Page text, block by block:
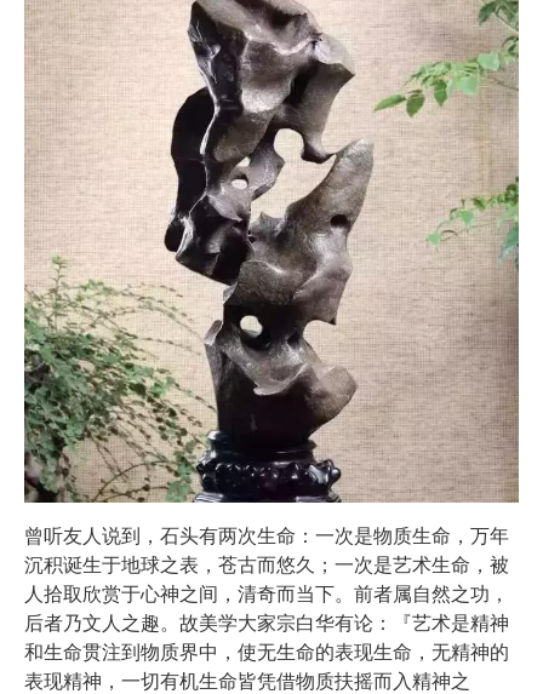
曾听友人说到，石头有两次生命：一次是物质生命，万年
沉积诞生于地球之表，苍古而悠久；一次是艺术生命，被
人拾取欣赏于心神之间，清奇而当下。前者属自然之功，
后者乃文人之趣。故美学大家宗白华有论：『艺术是精神
和生命贯注到物质界中，使无生命的表现生命，无精神的
表现精神，一切有机生命皆凭借物质扶摇而入精神之